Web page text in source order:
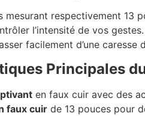
mesurant respectivement 13
l’intensité de vos
facilement d’une caresse
Principales
en faux cuir avec des
faux cuir de 13 pouces pour